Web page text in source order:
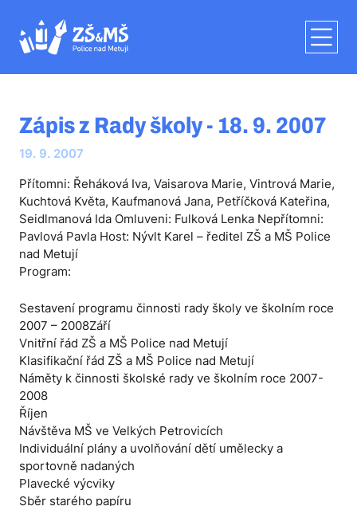
Zápis z Rady školy - 18. 9. 2007
19. 9. 2007
Přítomni: Řeháková Iva, Vaisarova Marie, Vintrová Marie,
Kuchtová Květa, Kaufmanová Jana, Petříčková Kateřina,
Seidlmanová Ida Omluveni: Fulková Lenka Nepřítomni:
Pavlová Pavla Host: Nývlt Karel – ředitel ZŠ a MŠ Police
nad Metují
Program:
Sestavení programu činnosti rady školy ve školním roce
2007 – 2008Září
Vnitřní řád ZŠ a MŠ Police nad Metují
Klasifikační řád ZŠ a MŠ Police nad Metují
Náměty k činnosti školské rady ve školním roce 2007-
2008
Říjen
Návštěva MŠ ve Velkých Petrovicích
Individuální plány a uvolňování dětí umělecky a
sportovně nadaných
Plavecké výcviky
Sběr starého papíru